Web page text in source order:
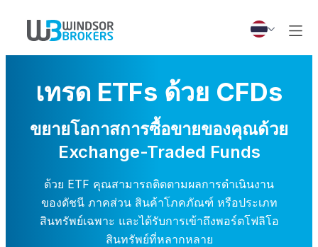
เทรด ETFs ด้วย CFDs
ขยายโอกาสการซื้อขายของคุณด้วย
Exchange-Traded Funds
ด้วย ETF คุณสามารถติดตามผลการดำเนินงาน
ของดัชนี ภาคส่วน สินค้าโภคภัณฑ์ หรือประเภท
สินทรัพย์เฉพาะ และได้รับการเข้าถึงพอร์ตโฟลิโอ
สินทรัพย์ที่หลากหลาย